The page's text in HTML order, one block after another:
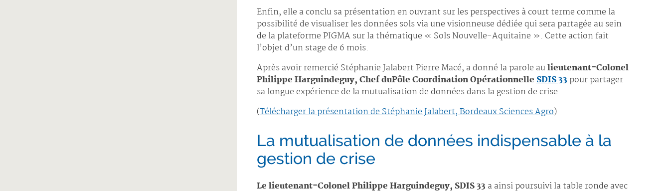
Enfin, elle a conclu sa présentation en ouvrant sur les perspectives à court terme comme la
possibilité de visualiser les données sols via une visionneuse dédiée qui sera partagée au sein
de la plateforme PIGMA sur la thématique « Sols Nouvelle-Aquitaine ». Cette action fait
l’objet d’un stage de 6 mois.
Après avoir remercié Stéphanie Jalabert Pierre Macé, a donné la parole aulieutenant-Colonel
Philippe Harguindeguy, Chef duPôle Coordination OpérationnelleSDIS 33pour partager
sa longue expérience de la mutualisation de données dans la gestion de crise.
(Télécharger la présentation de Stéphanie Jalabert, Bordeaux Sciences Agro)
La mutualisation de données indispensable à la
gestion de crise
Le lieutenant-Colonel Philippe Harguindeguy, SDIS 33 a ainsi poursuivi la table ronde avec